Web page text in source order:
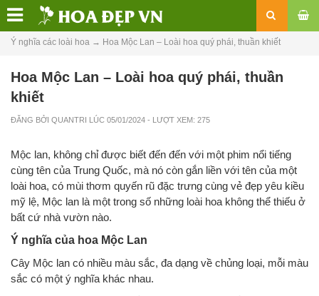
Ý nghĩa các loài hoa → Hoa Mộc Lan – Loài hoa quý phái, thuần khiết
Hoa Mộc Lan – Loài hoa quý phái, thuần
khiết
ĐĂNG BỞI QUANTRI LÚC 05/01/2024 - LƯỢT XEM: 275
Mộc lan, không chỉ được biết đến đến với một phim nổi tiếng
cùng tên của Trung Quốc, mà nó còn gắn liền với tên của một
loài hoa, có mùi thơm quyến rũ đặc trưng cùng vẻ đẹp yêu kiều
mỹ lệ, Mộc lan là một trong số những loài hoa không thể thiếu ở
bất cứ nhà vườn nào.
Ý nghĩa của hoa Mộc Lan
Cây Mộc lan có nhiều màu sắc, đa dạng về chủng loại, mỗi màu
sắc có một ý nghĩa khác nhau.